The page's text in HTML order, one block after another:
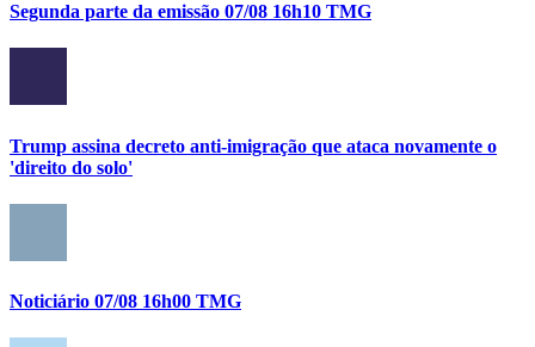
Segunda parte da emissão 07/08 16h10 TMG
Trump assina decreto anti-imigração que ataca novamente o
'direito do solo'
Noticiário 07/08 16h00 TMG